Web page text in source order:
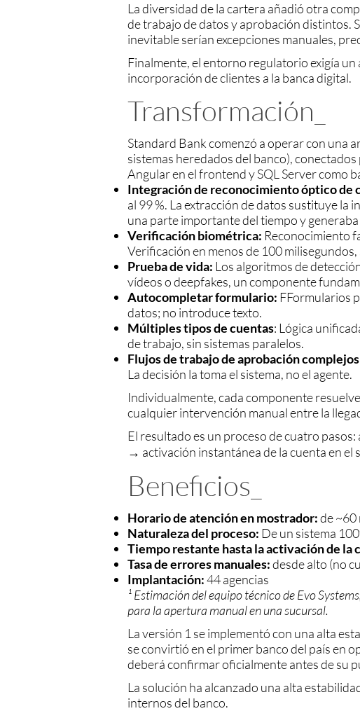
La diversidad de la cartera añadió otra
de trabajo de datos y aprobación distintos.
inevitable serían excepciones manuales,
Finalmente, el entorno regulatorio exigía
incorporación de clientes a la banca digital.
Transformación_
Standard Bank comenzó a operar con una
sistemas heredados del banco),
Angular en el frontend y SQL Server como
Integración de reconocimiento óptico de
al 99 %. La extracción de datos sustituye
una parte importante del tiempo y
Verificación biométrica: Reconocimiento
Verificación en menos de 100
Prueba de vida: Los algoritmos de
vídeos o deepfakes, un componente
Autocompletar formulario: FFormularios
datos; no introduce texto.
Múltiples tipos de cuentas: Lógica
de trabajo, sin sistemas paralelos.
Flujos de trabajo de aprobación
La decisión la toma el sistema, no el agente.
Individualmente, cada componente
cualquier intervención manual entre la
El resultado es un proceso de cuatro
→ activación instantánea de la cuenta en el
Beneficios_
Horario de atención en mostrador:de ~60
Naturaleza del proceso: De un sistema
Tiempo restante hasta la activación de la
Tasa de errores manuales:desde alto (no
Implantación:44 agencias
¹ Estimación del equipo técnico de Evo
para la apertura manual en una sucursal.
La versión 1 se implementó con una alta
se convirtió en el primer banco del país en
deberá confirmar oficialmente antes de su
La solución ha alcanzado una alta
internos del banco.